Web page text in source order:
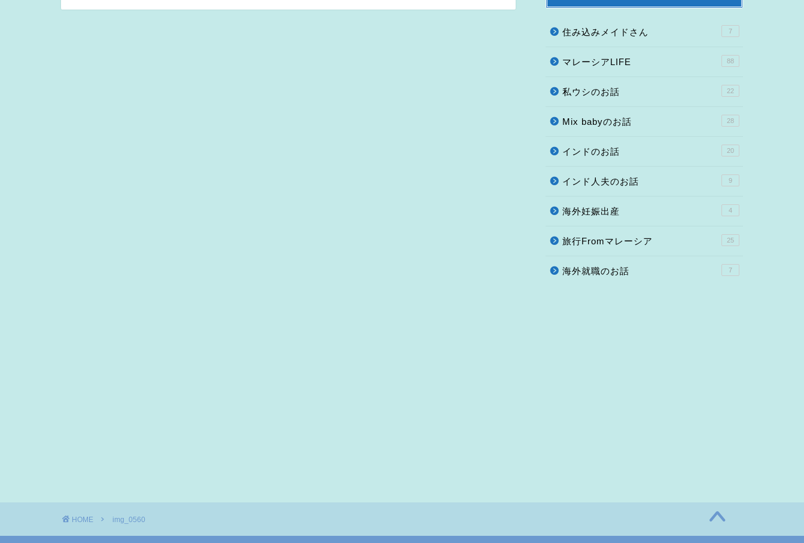
住み込みメイドさん 7
マレーシアLIFE 88
私ウシのお話 22
Mix babyのお話 28
インドのお話 20
インド人夫のお話 9
海外妊娠出産 4
旅行Fromマレーシア 25
海外就職のお話 7
HOME img_0560